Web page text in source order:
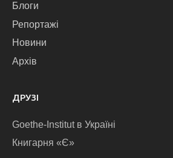
Блоги
Репортажі
Новини
Архів
ДРУЗІ
Goethe-Institut в Україні
Книгарня «Є»